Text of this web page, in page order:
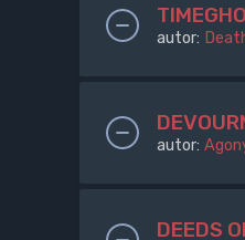
autor:
autor:
DEEDS